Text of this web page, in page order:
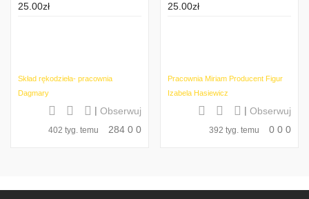
25.00zł
Skład rękodzieła- pracownia
Dagmary
| Obserwuj
402 tyg. temu 284 0 0
25.00zł
Pracownia Miriam Producent Figur
Izabela Hasiewicz
| Obserwuj
392 tyg. temu 0 0 0